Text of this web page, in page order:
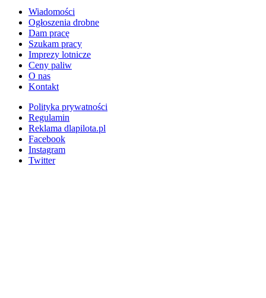
Wiadomości
Ogłoszenia drobne
Dam pracę
Szukam pracy
Imprezy lotnicze
Ceny paliw
O nas
Kontakt
Polityka prywatności
Regulamin
Reklama dlapilota.pl
Facebook
Instagram
Twitter